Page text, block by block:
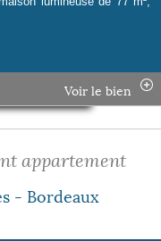
Voir le bien
appartement
- Bordeaux